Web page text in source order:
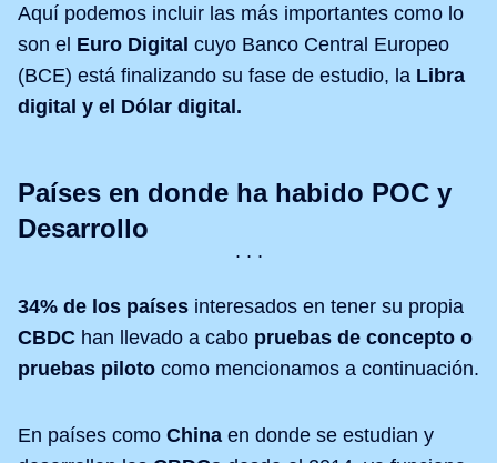
Aquí podemos incluir las más importantes como lo
son el Euro Digital cuyo Banco Central Europeo
(BCE) está finalizando su fase de estudio, la Libra
digital y el Dólar digital.
Países en donde ha habido POC y
Desarrollo
34% de los países interesados en tener su propia
CBDC han llevado a cabo pruebas de concepto o
pruebas piloto como mencionamos a continuación.
En países como China en donde se estudian y